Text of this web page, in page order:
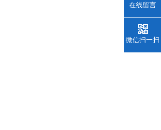
在线留言
微信扫一扫